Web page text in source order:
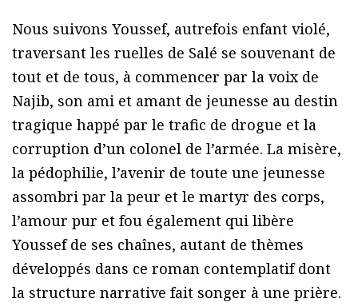
Nous suivons Youssef, autrefois enfant violé,
traversant les ruelles de Salé se souvenant de
tout et de tous, à commencer par la voix de
Najib, son ami et amant de jeunesse au destin
tragique happé par le trafic de drogue et la
corruption d’un colonel de l’armée. La misère,
la pédophilie, l’avenir de toute une jeunesse
assombri par la peur et le martyr des corps,
l’amour pur et fou également qui libère
Youssef de ses chaînes, autant de thèmes
développés dans ce roman contemplatif dont
la structure narrative fait songer à une prière.